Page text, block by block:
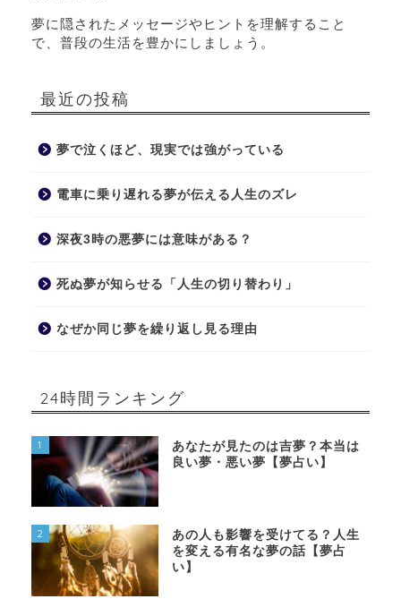
夢に隠されたメッセージやヒントを理解すること
で、普段の生活を豊かにしましょう。
最近の投稿
夢で泣くほど、現実では強がっている
電車に乗り遅れる夢が伝える人生のズレ
深夜3時の悪夢には意味がある？
死ぬ夢が知らせる「人生の切り替わり」
なぜか同じ夢を繰り返し見る理由
24時間ランキング
1
あなたが見たのは吉夢？本当は
良い夢・悪い夢【夢占い】
2
あの人も影響を受けてる？人生
を変える有名な夢の話【夢占
い】